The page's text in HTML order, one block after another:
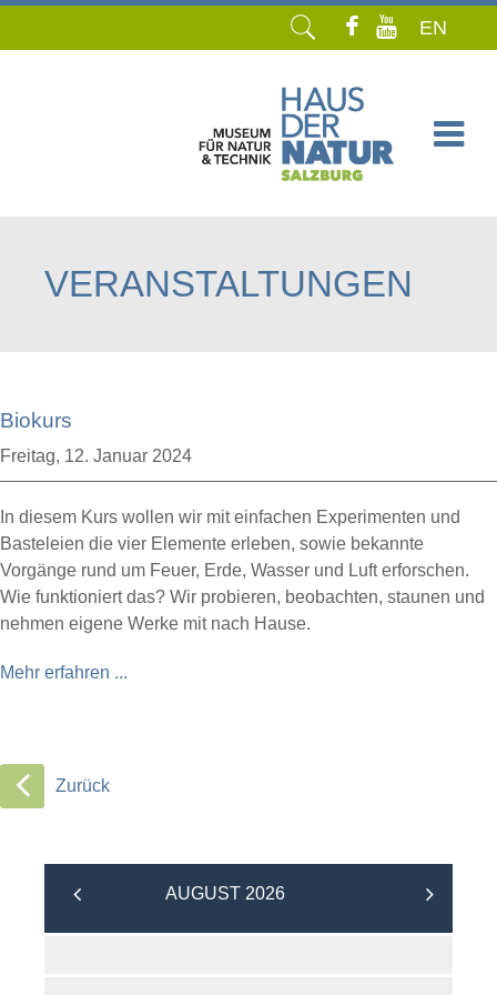
EN
VERANSTALTUNGEN
Biokurs
Freitag, 12. Januar 2024
In diesem Kurs wollen wir mit einfachen Experimenten und
Basteleien die vier Elemente erleben, sowie bekannte
Vorgänge rund um Feuer, Erde, Wasser und Luft erforschen.
Wie funktioniert das? Wir probieren, beobachten, staunen und
nehmen eigene Werke mit nach Hause.
Mehr erfahren ...
Zurück
AUGUST 2026